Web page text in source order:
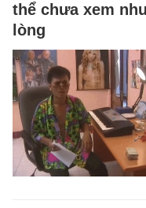
thể chưa xem
lòng